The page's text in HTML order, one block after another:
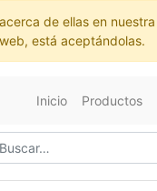
de ellas en nuestra
está aceptándolas.
Inicio Productos